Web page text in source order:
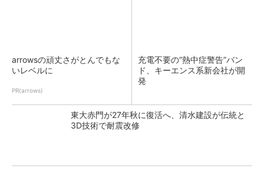
arrowsの頑丈さがとんでもな
いレベルに
PR(arrows)
充電不要の“熱中症警告”バン
ド、キーエンス系新会社が開
発
東大赤門が27年秋に復活へ、清水建設が伝統と
3D技術で耐震改修